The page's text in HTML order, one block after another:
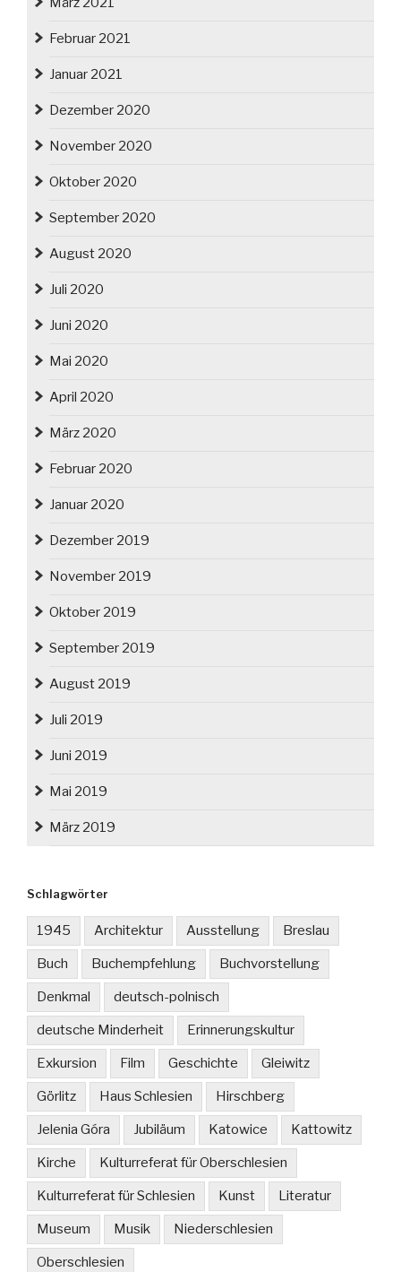
Februar 2021
Januar 2021
Dezember 2020
November 2020
Oktober 2020
September 2020
August 2020
Juli 2020
Juni 2020
Mai 2020
April 2020
März 2020
Februar 2020
Januar 2020
Dezember 2019
November 2019
Oktober 2019
September 2019
August 2019
Juli 2019
Juni 2019
Mai 2019
März 2019
Schlagwörter
1945 Architektur Ausstellung Breslau
Buch Buchempfehlung Buchvorstellung
Denkmal deutsch-polnisch
deutsche Minderheit Erinnerungskultur
Exkursion Film Geschichte Gleiwitz
Görlitz Haus Schlesien Hirschberg
Jelenia Góra Jubiläum Katowice Kattowitz
Kirche Kulturreferat für Oberschlesien
Kulturreferat für Schlesien Kunst Literatur
Museum Musik Niederschlesien
Oberschlesien